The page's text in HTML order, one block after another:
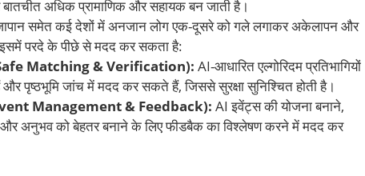
अधिक प्रामाणिक और सहायक बन जाती है।
समेत कई देशों में अनजान लोग एक-दूसरे को गले लगाकर अकेलापन और
परदे के पीछे से मदद कर सकता है:
(Safe Matching & Verification): AI-आधारित एल्गोरिदम प्रतिभागियों
पृष्ठभूमि जांच में मदद कर सकते हैं, जिससे सुरक्षा सुनिश्चित होती है।
Management & Feedback): AI इवेंट्स की योजना बनाने,
और अनुभव को बेहतर बनाने के लिए फीडबैक का विश्लेषण करने में मदद कर